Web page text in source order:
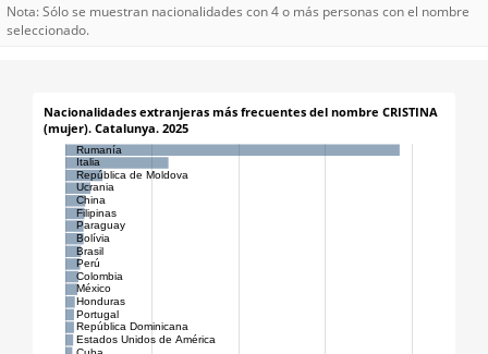
Nota: Sólo se muestran nacionalidades con 4 o más personas con el nombre
seleccionado.